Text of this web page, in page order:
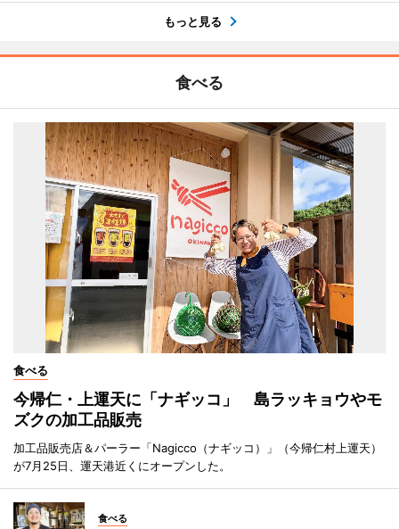
もっと見る
食べる
食べる
今帰仁・上運天に「ナギッコ」 島ラッキョウやモ
ズクの加工品販売
加工品販売店＆パーラー「Nagicco（ナギッコ）」（今帰仁村上運天）
が7月25日、運天港近くにオープンした。
食べる